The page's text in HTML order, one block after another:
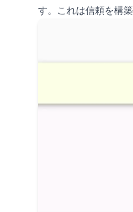
す。これは信頼を構